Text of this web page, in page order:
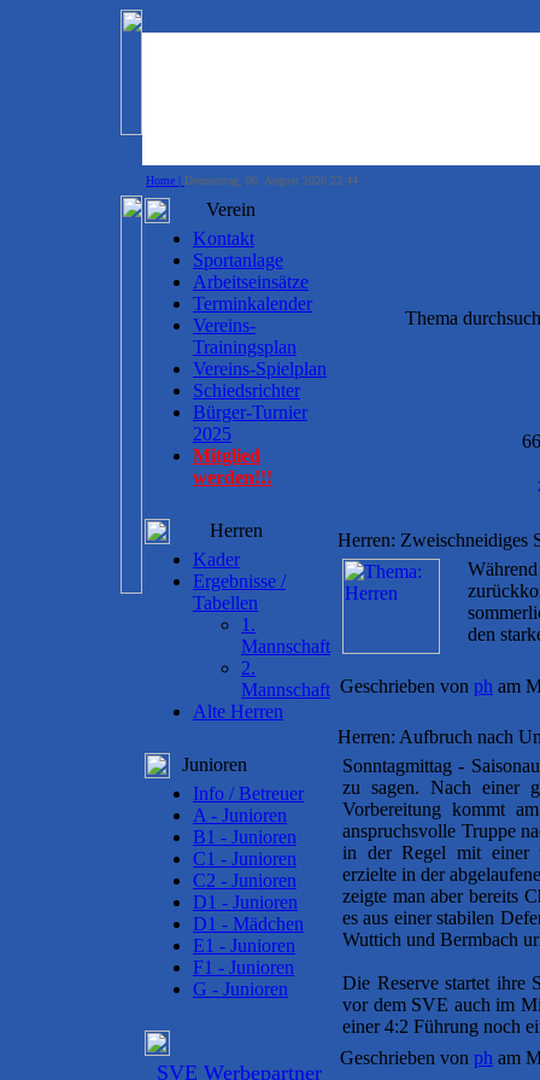
Home | Donnerstag, 06. August 2026 22:44
Verein
Kontakt
Sportanlage
Arbeitseinsätze
Terminkalender
Vereins-
Trainingsplan
Vereins-Spielplan
Schiedsrichter
Bürger-Turnier
2025
Mitglied
werden!!!
Herren
Kader
Ergebnisse /
Tabellen
1.
Mannschaft
2.
Mannschaft
Alte Herren
Junioren
Info / Betreuer
A - Junioren
B1 - Junioren
C1 - Junioren
C2 - Junioren
D1 - Junioren
D1 - Mädchen
E1 - Junioren
F1 - Junioren
G - Junioren
SVE Werbepartner
Thema
Herren: Zweischneidiges
den
Geschrieben von ph am
Herren: Aufbruch nach
Sonntagmittag -
zu sagen. Nach einer
Vorbereitung kommt
anspruchsvolle Truppe
in der Regel mit einer
erzielte in der
zeigte man aber bereits
es aus einer stabilen
Wuttich und Bermbach
Die Reserve startet ihre
vor dem SVE auch im
einer 4:2 Führung noch
Geschrieben von ph am